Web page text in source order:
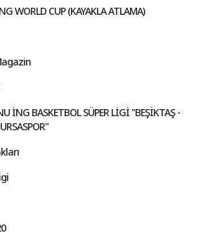
WORLD CUP (KAYAKLA ATLAMA)
İNG BASKETBOL SÜPER LİGİ "BEŞİKTAŞ -